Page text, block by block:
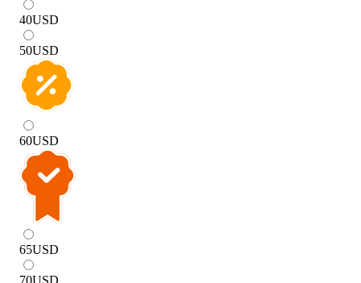
40USD
50USD
60USD
65USD